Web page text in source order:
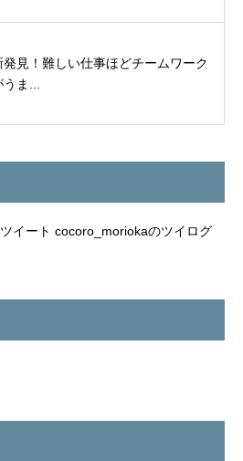
発見！難しい仕事ほどチームワーク
ま...
イート cocoro_moriokaのツイログ